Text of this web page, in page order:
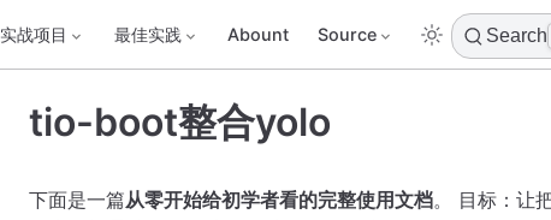
实战项目 最佳实践 Abount Source Search
tio-boot整合yolo
下面是一篇从零开始给初学者看的完整使用文档。 目标：让